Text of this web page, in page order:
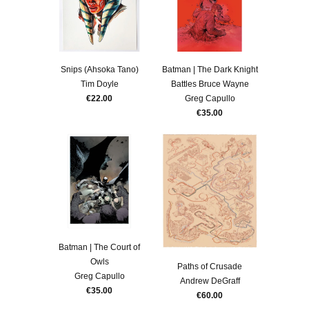
Snips (Ahsoka Tano)
Tim Doyle
€22.00
Batman | The Dark Knight
Battles Bruce Wayne
Greg Capullo
€35.00
Batman | The Court of
Owls
Greg Capullo
€35.00
Paths of Crusade
Andrew DeGraff
€60.00